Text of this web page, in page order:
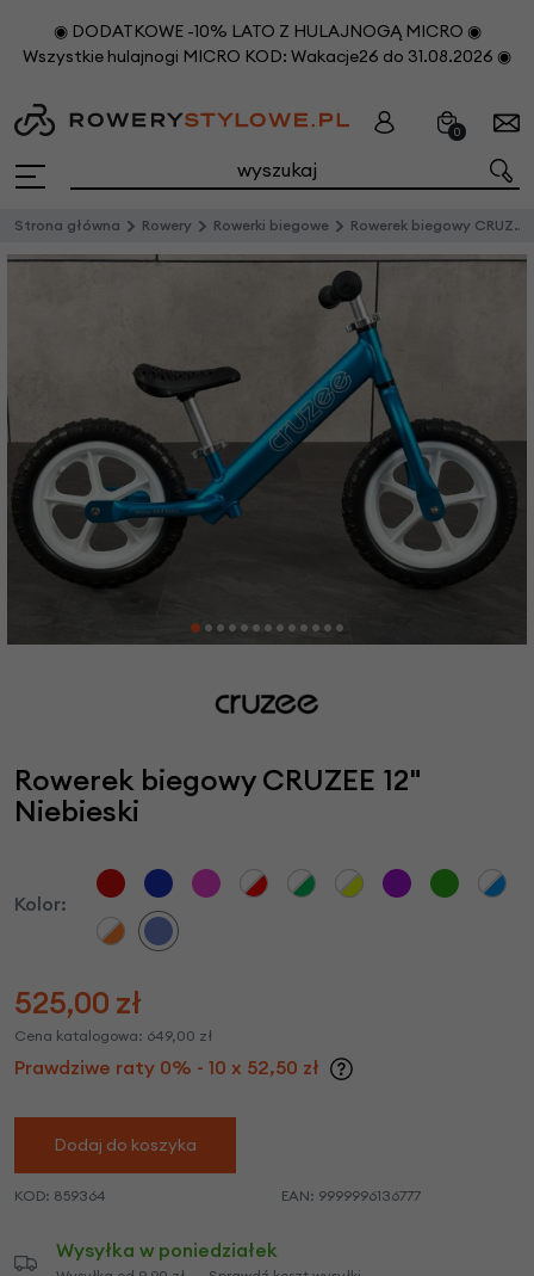
◉ DODATKOWE -10% LATO Z HULAJNOGĄ MICRO ◉
Wszystkie hulajnogi MICRO KOD: Wakacje26 do 31.08.2026 ◉
0
Strona główna Rowery Rowerki biegowe Rowerek biegowy CRUZEE 12"
Rowerek biegowy CRUZEE 12"
Niebieski
Kolor:
525,00 zł
Cena katalogowa: 649,00 zł
Prawdziwe raty 0% - 10 x 52,50 zł
Dodaj do koszyka
KOD: 859364 EAN: 9999996136777
Wysyłka w poniedziałek